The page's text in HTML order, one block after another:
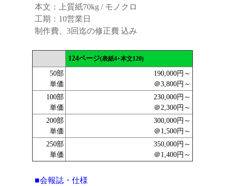
本文：上質紙70kg / モノクロ
工期：10営業日
制作費、3回迄の修正費 込み
124ページ(表紙4+本文120)
50部
単価
190,000円～
＠3,800円～
100部
単価
230,000円～
＠2,300円～
200部
単価
300,000円～
＠1,500円～
250部
単価
350,000円～
＠1,400円～
■会報誌・仕様